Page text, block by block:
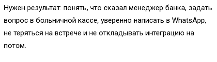
Нужен результат: понять, что сказал менеджер банка, задать
вопрос в больничной кассе, уверенно написать в WhatsApp,
не теряться на встрече и не откладывать интеграцию на
потом.